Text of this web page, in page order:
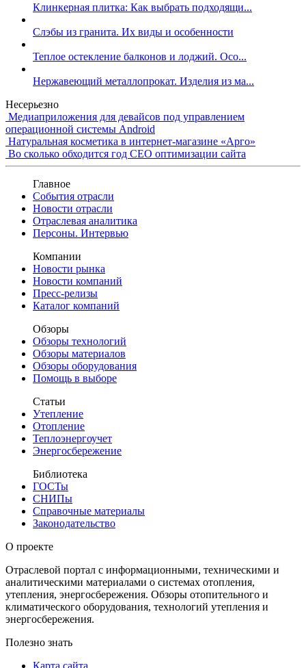
Клинкерная плитка: Как выбрать подходящи...
Слэбы из гранита. Их виды и особенности
Теплое остекление балконов и лоджий. Осо...
Нержавеющий металлопрокат. Изделия из ма...
Несерьезно
Медиаприложения для девайсов под управлением
операционной системы Android
Натуральная косметика в интернет-магазине «Арго»
Во сколько обходится год СЕО оптимизации сайта
Главное
События отрасли
Новости отрасли
Отраслевая аналитика
Персоны. Интервью
Компании
Новости рынка
Новости компаний
Пресс-релизы
Каталог компаний
Обзоры
Обзоры технологий
Обзоры материалов
Обзоры оборудования
Помощь в выборе
Статьи
Утепление
Отопление
Теплоэнергоучет
Энергосбережение
Библиотека
ГОСТы
СНИПы
Справочные материалы
Законодательство
О проекте
Отраслевой портал с информационными, техническими и
аналитическими материалами о системах отопления,
утепления, энергосбережения. Обзоры отопительного и
климатического оборудования, технологий утепления и
энергосбережения.
Полезно знать